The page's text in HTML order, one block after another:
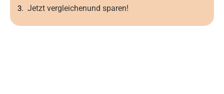
Jetzt vergleichenund sparen!